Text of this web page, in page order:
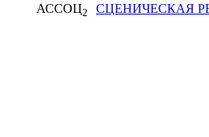
АССОЦ2 СЦЕНИЧЕСКАЯ